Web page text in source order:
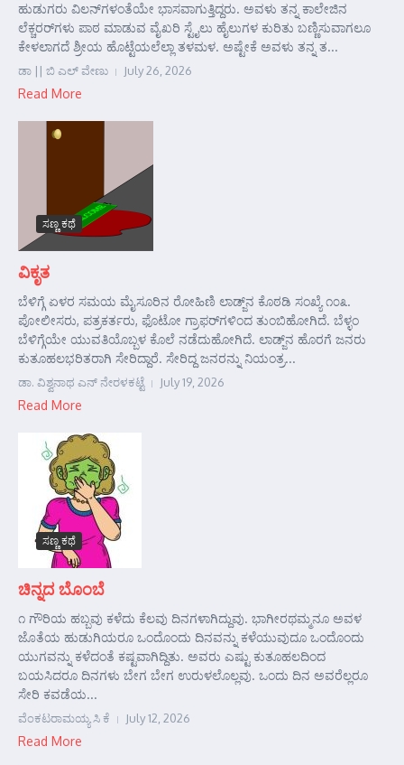
ಹುಡುಗರು ವಿಲನ್‌ಗಳಂತೆಯೇ ಭಾಸವಾಗುತ್ತಿದ್ದರು. ಅವಳು ತನ್ನ ಕಾಲೇಜಿನ
ಲೆಕ್ಚರರ್‌ಗಳು ಪಾಠ ಮಾಡುವ ವೈಖರಿ ಸ್ಟೈಲು ಹೈಲುಗಳ ಕುರಿತು ಬಣ್ಣಿಸುವಾಗಲೂ
ಕೇಳಲಾಗದೆ ಶ್ರೀಯ ಹೊಟ್ಟೆಯಲೆಲ್ಲಾ ತಳಮಳ. ಅಷ್ಟೇಕೆ ಅವಳು ತನ್ನ ತ...
ಡಾ || ಬಿ ಎಲ್ ವೇಣು July 26, 2026
Read More
ಸಣ್ಣ ಕಥೆ
ವಿಕೃತ
ಬೆಳಿಗ್ಗೆ ಏಳರ ಸಮಯ ಮೈಸೂರಿನ ರೋಹಿಣಿ ಲಾಡ್ಜ್‌ನ ಕೊಠಡಿ ಸಂಖ್ಯೆ ೧೦೩.
ಪೋಲೀಸರು, ಪತ್ರಕರ್ತರು, ಫೊಟೋ ಗ್ರಾಫರ್‌ಗಳಿಂದ ತುಂಬಿಹೋಗಿದೆ. ಬೆಳ್ಳಂ
ಬೆಳಿಗ್ಗೆಯೇ ಯುವತಿಯೊಬ್ಬಳ ಕೊಲೆ ನಡೆದುಹೋಗಿದೆ. ಲಾಡ್ಜ್‌ನ ಹೊರಗೆ ಜನರು
ಕುತೂಹಲಭರಿತರಾಗಿ ಸೇರಿದ್ದಾರೆ. ಸೇರಿದ್ದ ಜನರನ್ನು ನಿಯಂತ್ರ...
ಡಾ. ವಿಶ್ವನಾಥ ಎನ್ ನೇರಳಕಟ್ಟೆ July 19, 2026
Read More
ಸಣ್ಣ ಕಥೆ
ಚಿನ್ನದ ಬೊಂಬೆ
೧ ಗೌರಿಯ ಹಬ್ಬವು ಕಳೆದು ಕೆಲವು ದಿನಗಳಾಗಿದ್ದುವು. ಭಾಗೀರಥಮ್ಮನೂ ಅವಳ
ಜೊತೆಯ ಹುಡುಗಿಯರೂ ಒಂದೊಂದು ದಿನವನ್ನು ಕಳೆಯುವುದೂ ಒಂದೊಂದು
ಯುಗವನ್ನು ಕಳೆದಂತೆ ಕಷ್ಟವಾಗಿದ್ದಿತು. ಅವರು ಎಷ್ಟು ಕುತೂಹಲದಿಂದ
ಬಯಸಿದರೂ ದಿನಗಳು ಬೇಗ ಬೇಗ ಉರುಳಲೊಲ್ಲವು. ಒಂದು ದಿನ ಅವರೆಲ್ಲರೂ
ಸೇರಿ ಕವಡೆಯ...
ವೆಂಕಟರಾಮಯ್ಯ ಸಿ ಕೆ July 12, 2026
Read More